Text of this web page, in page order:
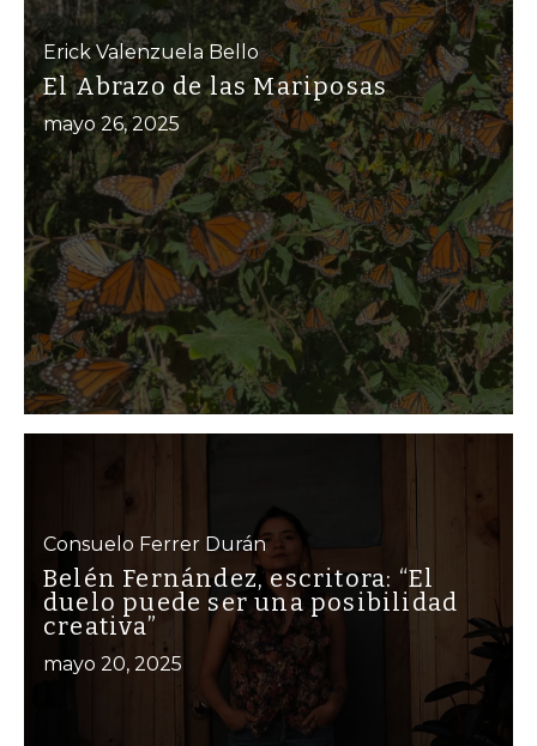
Erick Valenzuela Bello
El Abrazo de las Mariposas
mayo 26, 2025
Consuelo Ferrer Durán
Belén Fernández, escritora: “El
duelo puede ser una posibilidad
creativa”
mayo 20, 2025